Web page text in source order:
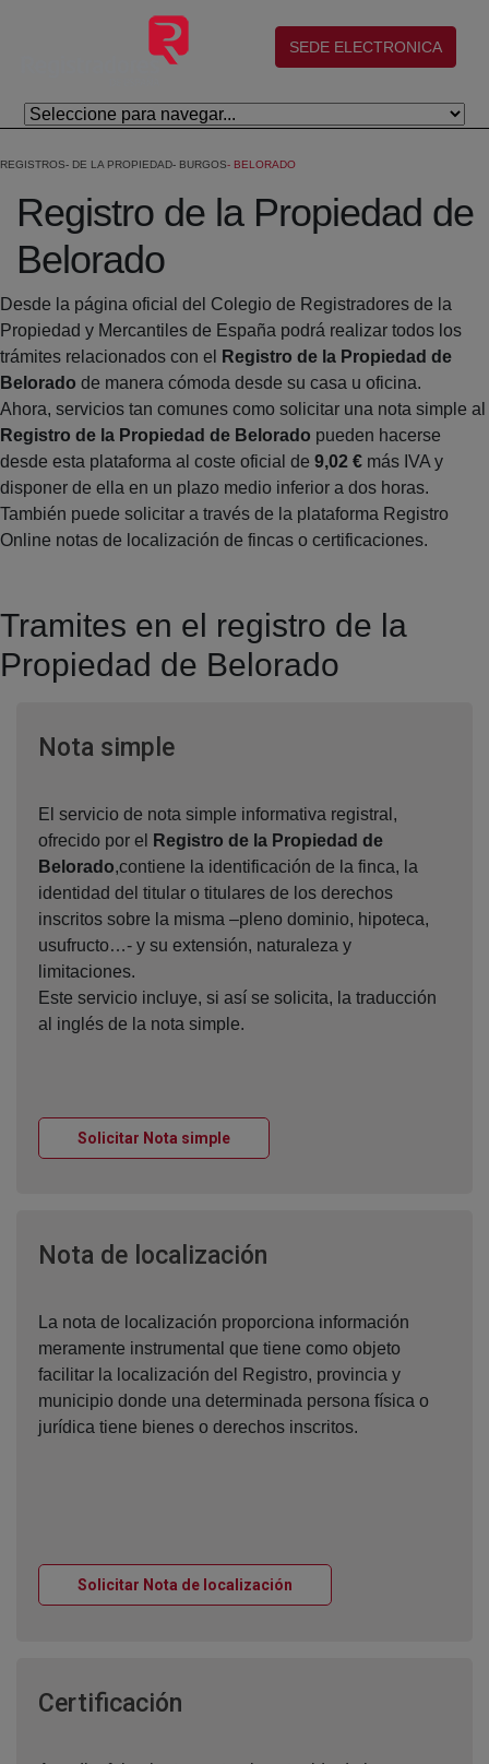
Skip to Main Content
(abre en nueva ventana)
SEDE ELECTRONICA
REGISTROS DE LA PROPIEDAD BURGOS BELORADO
Registro de la Propiedad de
Belorado
Desde la página oficial del Colegio de Registradores de la
Propiedad y Mercantiles de España podrá realizar todos los
trámites relacionados con el
Registro de la Propiedad de
Belorado de manera cómoda desde su casa u oficina.
Ahora, servicios tan comunes como solicitar una nota simple al
Registro de la Propiedad de Belorado pueden hacerse
desde esta plataforma al coste oficial de 9,02 € más IVA y
disponer de ella en un plazo medio inferior a dos horas.
También puede solicitar a través de la plataforma Registro
Online notas de localización de fincas o certificaciones.
Tramites en el registro de la
Propiedad de Belorado
Nota simpleVentana nueva
El servicio de nota simple informativa registral,
ofrecido por el
Registro de la Propiedad de
Belorado,contiene la identificación de la finca, la
identidad del titular o titulares de los derechos
inscritos sobre la misma –pleno dominio, hipoteca,
usufructo…- y su extensión, naturaleza y
limitaciones.
Este servicio incluye, si así se solicita, la traducción
al inglés de la nota simple.
Solicitar Nota simpleVentana nueva
Nota de localización
La nota de localización proporciona información
meramente instrumental que tiene como objeto
facilitar la localización del Registro, provincia y
municipio donde una determinada persona física o
jurídica tiene bienes o derechos inscritos.
Solicitar Nota de localización
Certificación